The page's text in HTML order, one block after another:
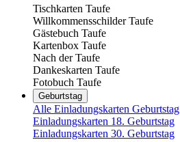
Tischkarten Taufe
Willkommensschilder Taufe
Gästebuch Taufe
Kartenbox Taufe
Nach der Taufe
Dankeskarten Taufe
Fotobuch Taufe
Geburtstag
Alle Einladungskarten Geburtstag
Einladungskarten 18. Geburtstag
Einladungskarten 30. Geburtstag